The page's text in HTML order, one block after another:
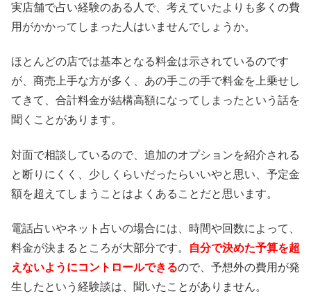
実店舗で占い経験のある人で、考えていたよりも多くの費
用がかかってしまった人はいませんでしょうか。
ほとんどの店では基本となる料金は示されているのです
が、商売上手な方が多く、あの手この手で料金を上乗せし
てきて、合計料金が結構高額になってしまったという話を
聞くことがあります。
対面で相談しているので、追加のオプションを紹介される
と断りにくく、少しくらいだったらいいやと思い、予定金
額を超えてしまうことはよくあることだと思います。
電話占いやネット占いの場合には、時間や回数によって、
料金が決まるところが大部分です。
自分で決めた予算を超
えないようにコントロールできるので、予想外の費用が発
生したという経験談は、聞いたことがありません。